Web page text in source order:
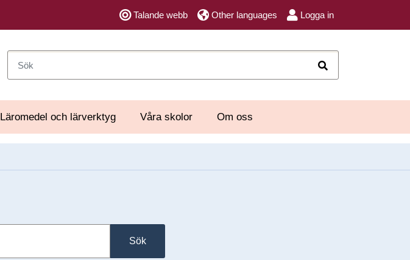
Talande webb Other languages Logga in
Läromedel och lärverktyg Våra skolor Om oss
Sök